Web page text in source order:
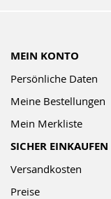
MEIN KONTO
Persönliche Daten
Meine Bestellungen
Mein Merkliste
SICHER EINKAUFEN
Versandkosten
Preise